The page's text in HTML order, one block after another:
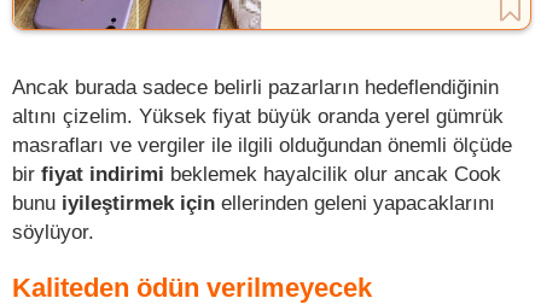
Ancak burada sadece belirli pazarların hedeflendiğinin
altını çizelim. Yüksek fiyat büyük oranda yerel gümrük
masrafları ve vergiler ile ilgili olduğundan önemli ölçüde
bir fiyat indirimi beklemek hayalcilik olur ancak Cook
bunu iyileştirmek için ellerinden geleni yapacaklarını
söylüyor.
Kaliteden ödün verilmeyecek